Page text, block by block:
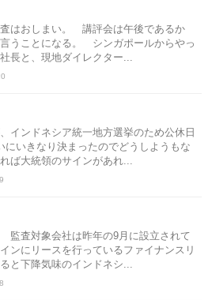
はおしまい。 講評会は午後であるか
うことになる。 シンガポールからやっ
長と、現地ダイレクター...
インドネシア統一地方選挙のため公休日
にいきなり決まったのでどうしようもな
ば大統領のサインがあれ...
査対象会社は昨年の9月に設立されて
ンにリースを行っているファイナンスリ
と下降気味のインドネシ...